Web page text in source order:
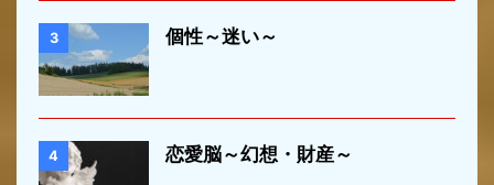
3 個性～迷い～
4 恋愛脳～幻想・財産～